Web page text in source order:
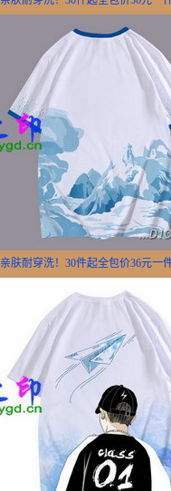
肤耐穿洗！30件起全包价36元一